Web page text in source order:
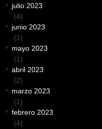
julio 2023
(4)
junio 2023
(1)
mayo 2023
(1)
abril 2023
(2)
marzo 2023
(1)
febrero 2023
(4)